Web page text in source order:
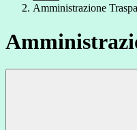
Amministrazione